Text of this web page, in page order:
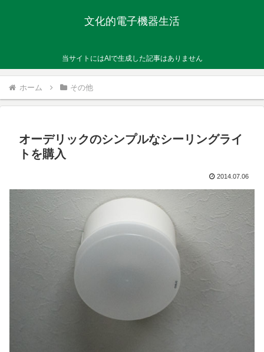
文化的電子機器生活
当サイトにはAIで生成した記事はありません
ホーム その他
オーデリックのシンプルなシーリングライ
トを購入
2014.07.06